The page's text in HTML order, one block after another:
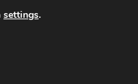
premiers pas .,
d’or .,
.,
settings.